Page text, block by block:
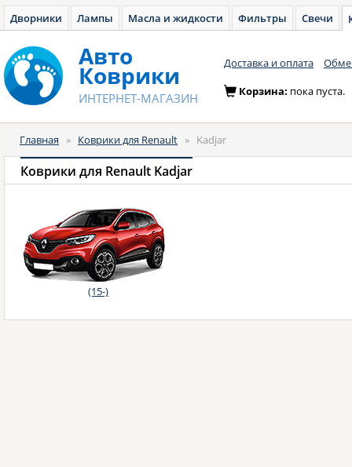
Дворники Лампы Масла и жидкости Фильтры Свечи
Авто
Коврики
ИНТЕРНЕТ-МАГАЗИН
Доставка и оплата
Корзина: пока пуста.
Главная » Коврики для Renault » Kadjar
Коврики для Renault Kadjar
(15-)